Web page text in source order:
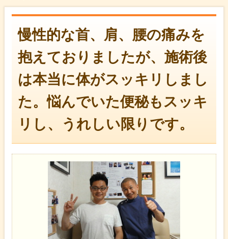
慢性的な首、肩、腰の痛みを
抱えておりましたが、施術後
は本当に体がスッキリしまし
た。悩んでいた便秘もスッキ
リし、うれしい限りです。